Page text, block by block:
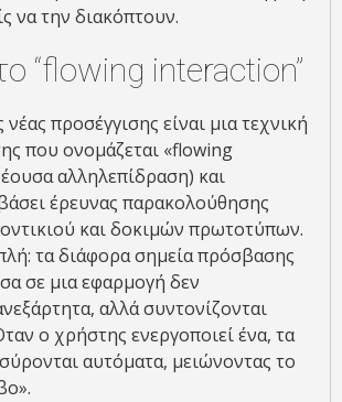
να την διακόπτουν.
“flowing interaction”
προσέγγισης είναι μια τεχνική
που ονομάζεται «flowing
αλληλεπίδραση) και
έρευνας παρακολούθησης
και δοκιμών πρωτοτύπων.
τα διάφορα σημεία πρόσβασης
σε μια εφαρμογή δεν
αλλά συντονίζονται
ο χρήστης ενεργοποιεί ένα, τα
αυτόματα, μειώνοντας το